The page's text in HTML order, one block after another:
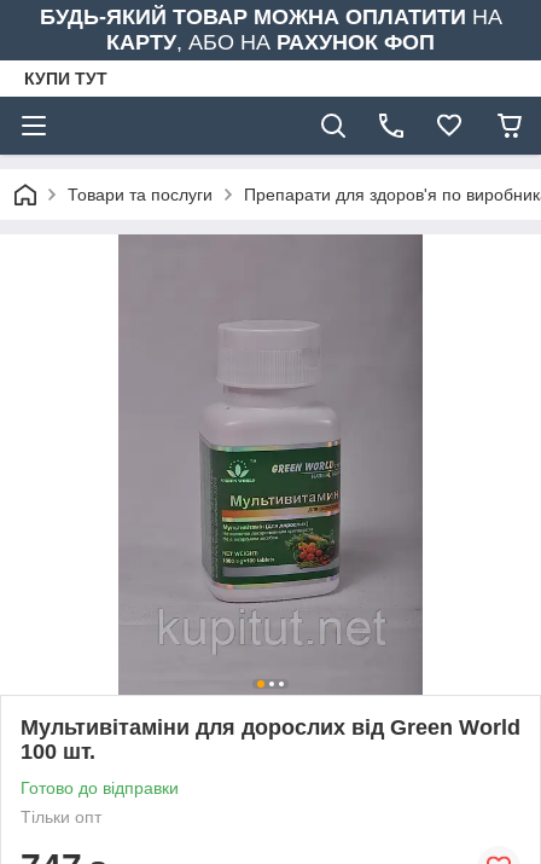
БУДЬ-ЯКИЙ ТОВАР МОЖНА ОПЛАТИТИ НА
КАРТУ, АБО НА РАХУНОК ФОП
КУПИ ТУТ
Товари та послуги Препарати для здоров'я по
Мультивітаміни для дорослих від Green World
100 шт.
Готово до відправки
Тільки опт